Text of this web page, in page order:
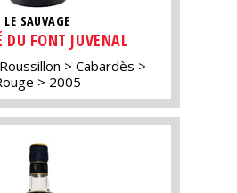
LE SAUVAGE
DU FONT JUVENAL
Cabardès
2005